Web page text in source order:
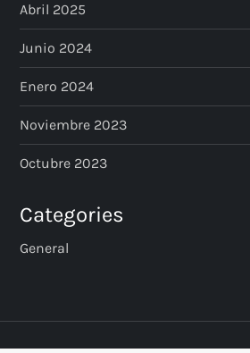
Abril 2025
Junio 2024
Enero 2024
Noviembre 2023
Octubre 2023
Categories
General